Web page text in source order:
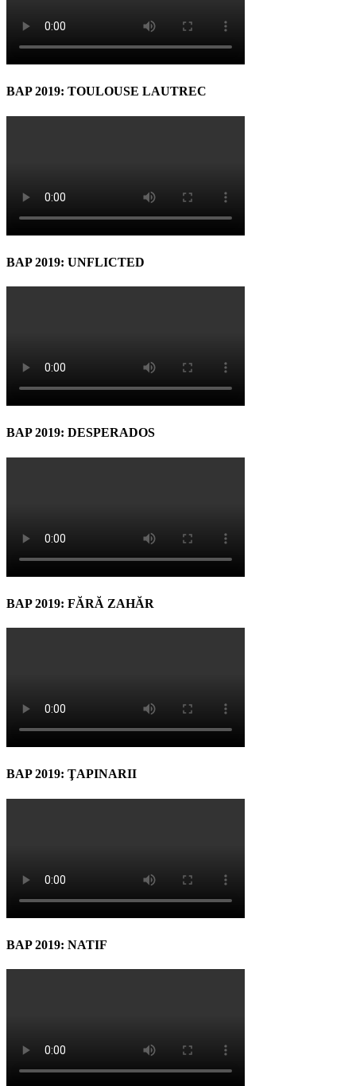
BAP 2019: TOULOUSE LAUTREC
BAP 2019: UNFLICTED
BAP 2019: DESPERADOS
BAP 2019: FĂRĂ ZAHĂR
BAP 2019: ŢAPINARII
BAP 2019: NATIF